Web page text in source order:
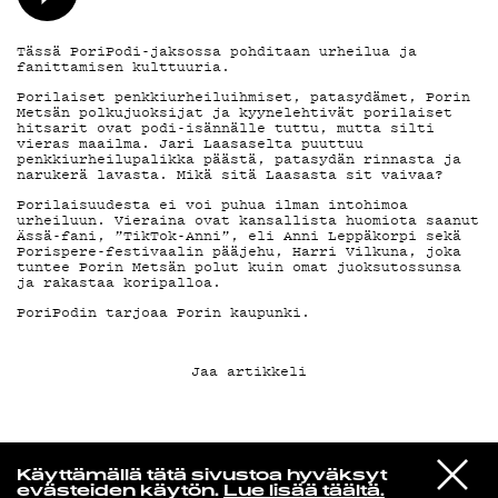
Käyttämällä tätä sivustoa hyväksyt
evästeiden käytön. Lue lisää täältä.
VIESTI
STUDIOON
Curtis Harding
Drive My Car
KIRJAUDU SISÄÄN
Tässä PoriPodi-jaksossa pohditaan urheilua ja
fanittamisen kulttuuria.
Porilaiset penkkiurheiluihmiset, patasydämet, Porin
Metsän polkujuoksijat ja kyynelehtivät porilaiset
hitsarit ovat podi-isännälle tuttu, mutta silti
vieras maailma. Jari Laasaselta puuttuu
penkkiurheilupalikka päästä, patasydän rinnasta ja
narukerä lavasta. Mikä sitä Laasasta sit vaivaa?
Porilaisuudesta ei voi puhua ilman intohimoa
urheiluun. Vieraina ovat kansallista huomiota saanut
Ässä-fani, ”TikTok-Anni”, eli Anni Leppäkorpi sekä
Porispere-festivaalin pääjehu, Harri Vilkuna, joka
tuntee Porin Metsän polut kuin omat juoksutossunsa
ja rakastaa koripalloa.
PoriPodin tarjoaa Porin kaupunki.
Jaa artikkeli